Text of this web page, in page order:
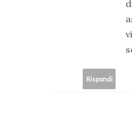
Rispondi